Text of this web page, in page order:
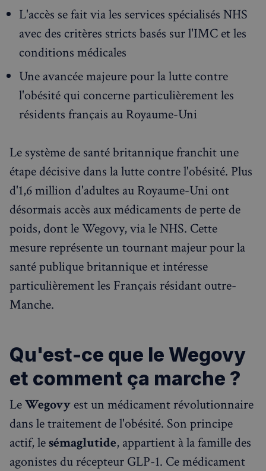
RECHERCHES POPULAIRES
Annuaire des professionnels
Visites guidées
Événements à venir
L'accès se fait via les services spécialisés NHS
avec des critères stricts basés sur l'IMC et les
conditions médicales
Une avancée majeure pour la lutte contre
l'obésité qui concerne particulièrement les
résidents français au Royaume-Uni
Le système de santé britannique franchit une
étape décisive dans la lutte contre l'obésité. Plus
d'1,6 million d'adultes au Royaume-Uni ont
désormais accès aux médicaments de perte de
poids, dont le Wegovy, via le NHS. Cette
mesure représente un tournant majeur pour la
santé publique britannique et intéresse
particulièrement les Français résidant outre-
Manche.
Qu'est-ce que le Wegovy
et comment ça marche ?
LeWegovy est un médicament révolutionnaire
dans le traitement de l'obésité. Son principe
actif, lesémaglutide, appartient à la famille des
agonistes du récepteur GLP-1. Ce médicament